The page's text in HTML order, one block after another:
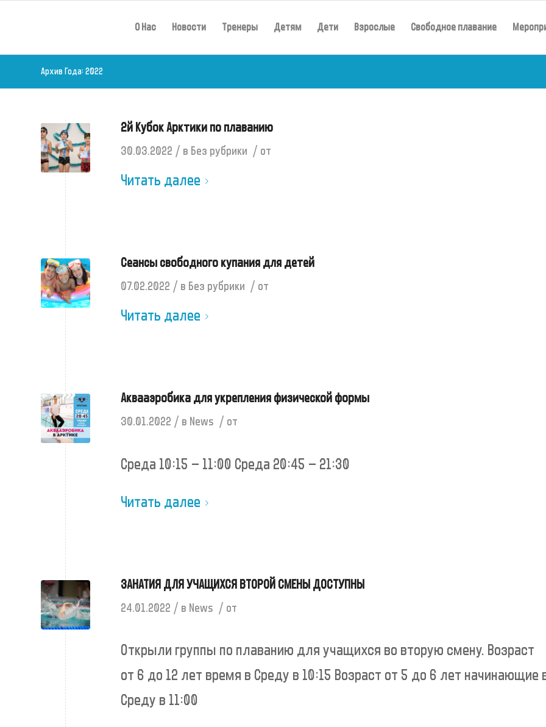
О Нас Новости Тренеры Детям Дети Взрослые Свободное плавание
Архив Года: 2022
2й Кубок Арктики по плаванию
30.03.2022 / в Без рубрики / от
Читать далее
Сеансы свободного купания для детей
07.02.2022 / в Без рубрики / от
Читать далее
Аквааэробика для укрепления физической формы
30.01.2022 / в News / от
Среда 10:15 – 11:00 Среда 20:45 – 21:30
Читать далее
ЗАНАТИЯ ДЛЯ УЧАЩИХСЯ ВТОРОЙ СМЕНЫ ДОСТУПНЫ
24.01.2022 / в News / от
Открыли группы по плаванию для учащихся во вторую смену. Возраст
от 6 до 12 лет время в Среду в 10:15 Возраст от 5 до 6 лет начинающие
Среду в 11:00